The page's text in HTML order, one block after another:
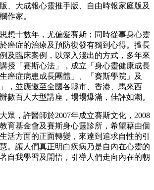
、大成報心靈推手版、自由時報家庭版及
作家。
想十數年，尤偏愛賽斯；同時從事身心靈
癌症的治療及預防復發有獨到心得。擅長
及臨床案例，以深入淺出的方式，多年來
授「賽斯心法」，成立「身心靈健康成長
癌症病患成長團體」、「賽斯學院」及
，並應邀至全國各縣市、香港、馬來西
數百人大型講座，場場爆滿，佳評如潮。
眾，許醫師於2007年成立賽斯文化，2008
育基金會及賽斯身心靈診所，希望藉由個
活方面的正面轉變，來達到追求自性的引
。讓人們真正明白疾病乃是自內在心靈的
自我學習及開悟，引導人們走向內在的朝